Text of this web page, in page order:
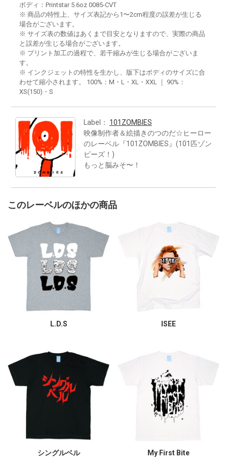
ボディ：Printstar 5.6oz 0085-CVT
※ 商品の特性上、サイズ表記から1〜2cm程度の誤差が生じる
場合がございます。
※ サイズ表の数値はあくまで目安となりますので、実際の商品
と誤差が生じる場合がございます。
※ プリント加工の過程で、若干縮みが生じる場合がございま
す。
※ インクジェットの特性を生かし、版下はボディのサイズに合
わせて縮小されます。 100%：M・L・XL・XXL ｜ 90%：
XS(150)・S
Label： 101ZOMBIES
映像制作者＆絵描きのつのだ☆ヒーロー
のレーベル『101ZOMBIES』(101匹ゾン
ビーズ！)
もっと脳みそ〜！
このレーベルのほかの商品
L.D.S ISEE
シングルベル My First Bite